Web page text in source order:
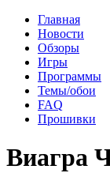
Главная
Новости
Обзоры
Игры
Программы
Темы/обои
FAQ
Прошивки
Виагра